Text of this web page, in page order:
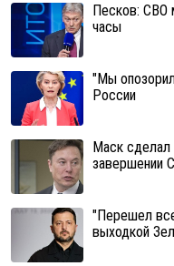
Песков: СВО
часы
"Мы
России
Маск сделал
завершении
"Перешел
выходкой